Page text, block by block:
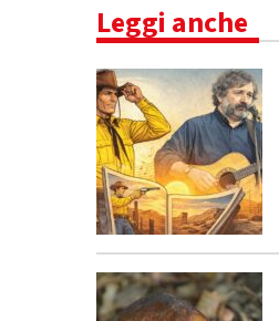
Leggi anche